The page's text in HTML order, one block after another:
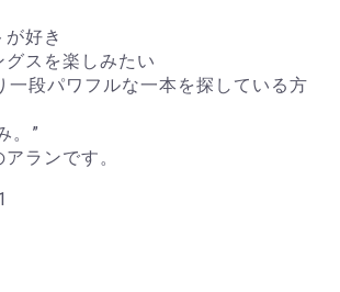
が好き
グスを楽しみたい
一段パワフルな一本を探している方
。”
ランです。